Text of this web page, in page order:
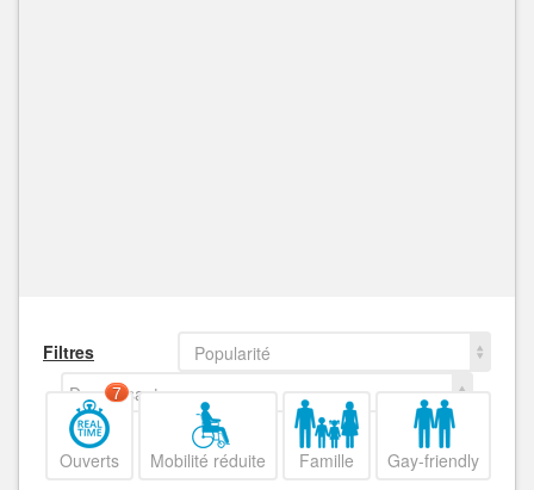
Filtres
Popularité
Decroissant
Ouverts
7
Mobilité réduite Famille Gay-friendly